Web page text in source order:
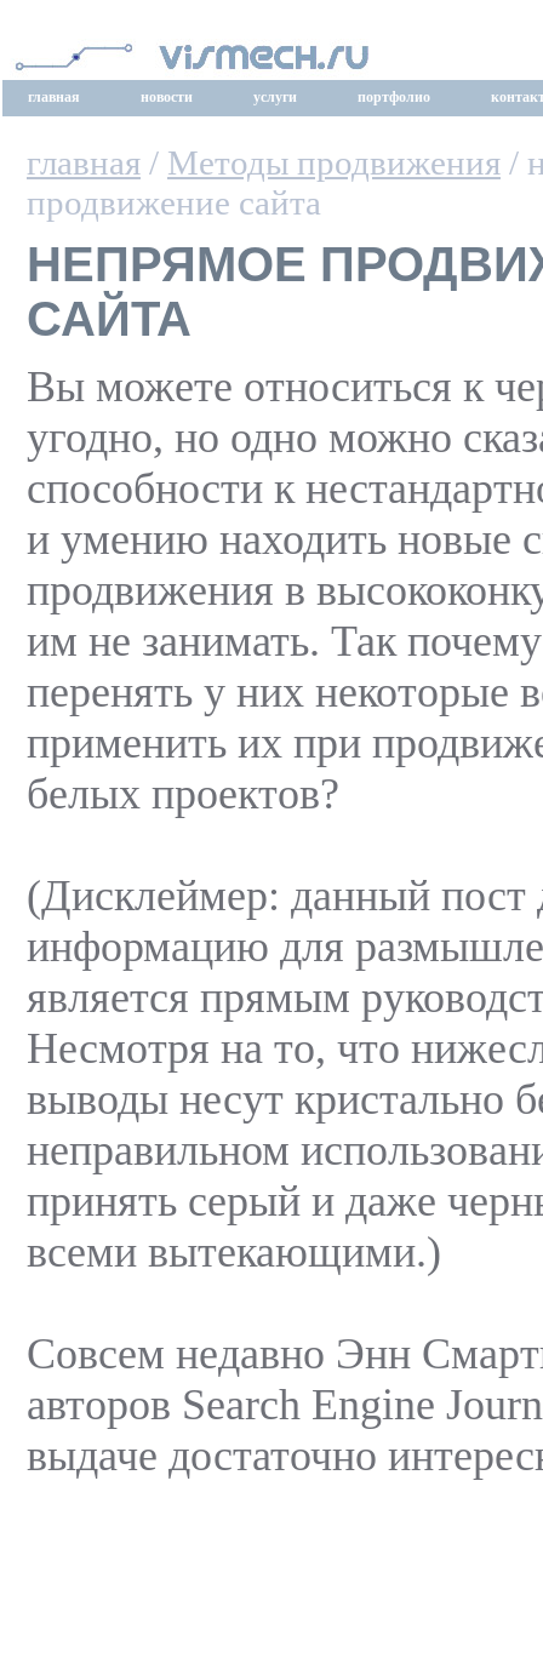
главная новости услуги портфолио
главная / Методы продвижения /
продвижение сайта
НЕПРЯМОЕ
САЙТА
Вы можете относиться к
угодно, но одно можно
способности к
и умению находить новые
продвижения в
им не занимать. Так
перенять у них некоторые
применить их при
белых проектов?
(Дисклеймер: данный пост
информацию для
является прямым
Несмотря на то, что
выводы несут кристально
неправильном
принять серый и даже
всеми вытекающими.)
Совсем недавно Энн
авторов Search Engine
выдаче достаточно